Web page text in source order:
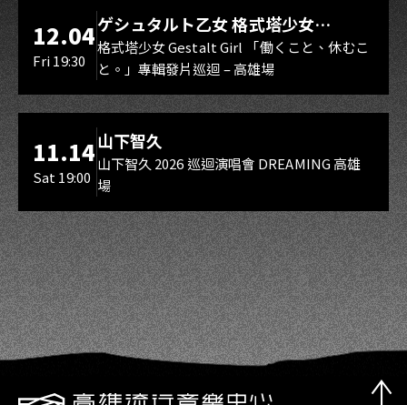
LIVE WAREHOUSE 小庫
12.04
Fri 19:30
ゲシュタルト乙女 格式塔少女
Gestalt Girl
格式塔少女 Gestalt Girl 「働くこと、休むこ
と。」專輯發片巡迴 – 高雄場
11.14
Sat 19:00
山下智久
山下智久 2026 巡迴演唱會 DREAMING 高雄
場